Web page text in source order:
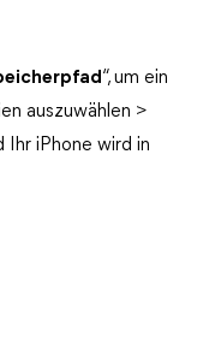
“, um ein
auszuwählen >
Ihr iPhone wird in